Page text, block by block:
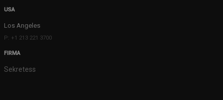
USA
Los Angeles
P: +1 213 221 3700
FIRMA
Sekretess